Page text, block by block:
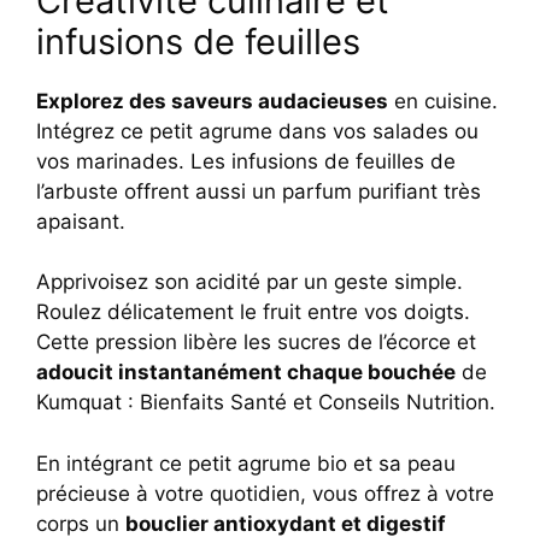
infusions de feuilles
Explorez des saveurs audacieuses en cuisine.
Intégrez ce petit agrume dans vos salades ou
vos marinades. Les infusions de feuilles de
l’arbuste offrent aussi un parfum purifiant très
apaisant.
Apprivoisez son acidité par un geste simple.
Roulez délicatement le fruit entre vos doigts.
Cette pression libère les sucres de l’écorce et
adoucit instantanément chaque bouchée de
Kumquat : Bienfaits Santé et Conseils Nutrition.
En intégrant ce petit agrume bio et sa peau
précieuse à votre quotidien, vous offrez à votre
corps un bouclier antioxydant et digestif